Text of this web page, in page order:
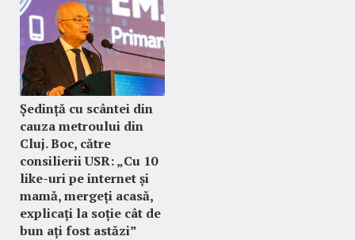
Ședință cu scântei din
cauza metroului din
Cluj. Boc, către
consilierii USR: „Cu 10
like-uri pe internet și
mamă, mergeți acasă,
explicați la soție cât de
bun ați fost astăzi”